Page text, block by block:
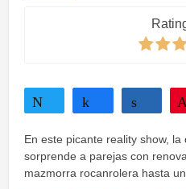
En este picante reality show,
sorprende a parejas con
mazmorra rocanrolera hasta